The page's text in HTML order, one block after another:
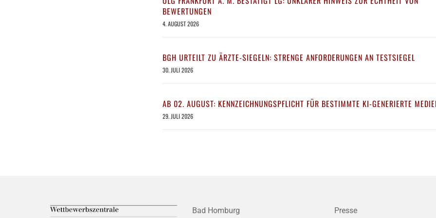
BEWERTUNGEN
4. AUGUST 2026
BGH URTEILT ZU ÄRZTE-SIEGELN: STRENGE ANFORDERUNGEN AN TESTSIEGEL
30. JULI 2026
AB 02. AUGUST: KENNZEICHNUNGSPFLICHT FÜR BESTIMMTE KI-GENERIERTE
29. JULI 2026
Bad Homburg
Presse